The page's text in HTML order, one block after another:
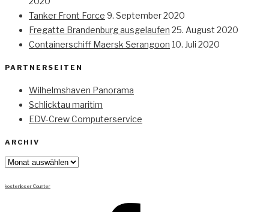
Tanker Front Force 9. September 2020
Fregatte Brandenburg ausgelaufen 25. August 2020
Containerschiff Maersk Serangoon 10. Juli 2020
PARTNERSEITEN
Wilhelmshaven Panorama
Schlicktau maritim
EDV-Crew Computerservice
ARCHIV
Archiv
kostenloser Counter